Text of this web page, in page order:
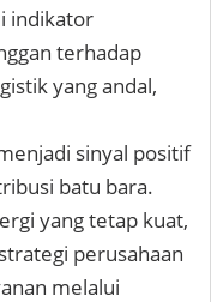
indikator
terhadap
yang andal,
sinyal positif
batu bara.
yang tetap kuat,
perusahaan
melalui